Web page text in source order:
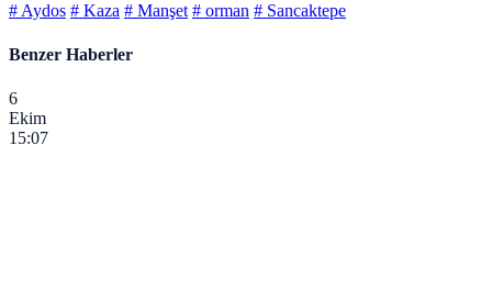
# Aydos # Kaza # Manşet # orman # Sancaktepe
Benzer Haberler
6
Ekim
15:07